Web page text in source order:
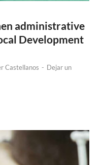
administrative
Development
Castellanos - Dejar un